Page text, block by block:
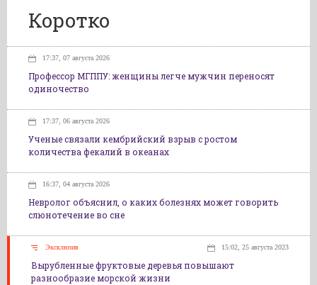
Коротко
17:37, 07 августа 2026
Профессор МГППУ: женщины легче мужчин переносят
одиночество
17:37, 06 августа 2026
Ученые связали кембрийский взрыв с ростом
количества фекалий в океанах
16:37, 04 августа 2026
Невролог объяснил, о каких болезнях может говорить
слюнотечение во сне
Эксклюзив 15:02, 25 августа 2023
Вырубленные фруктовые деревья повышают
разнообразие морской жизни